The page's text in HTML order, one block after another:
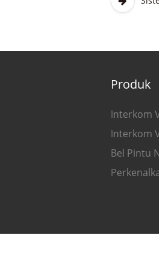
Produk
Interkom
Interkom
Bel Pintu